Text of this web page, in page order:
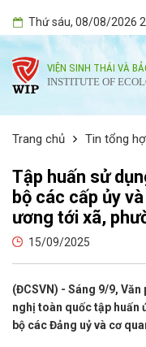
Thứ sáu, 08/08/2026
VIỆN SINH THÁI VÀ
INSTITUTE OF
Trang chủ Tin tổng
Tập huấn sử
bộ các cấp ủy
ương tới xã,
15/09/2025
(ĐCSVN) - Sáng 9/9,
nghị toàn quốc tập huấn
bộ các Đảng uỷ và cơ